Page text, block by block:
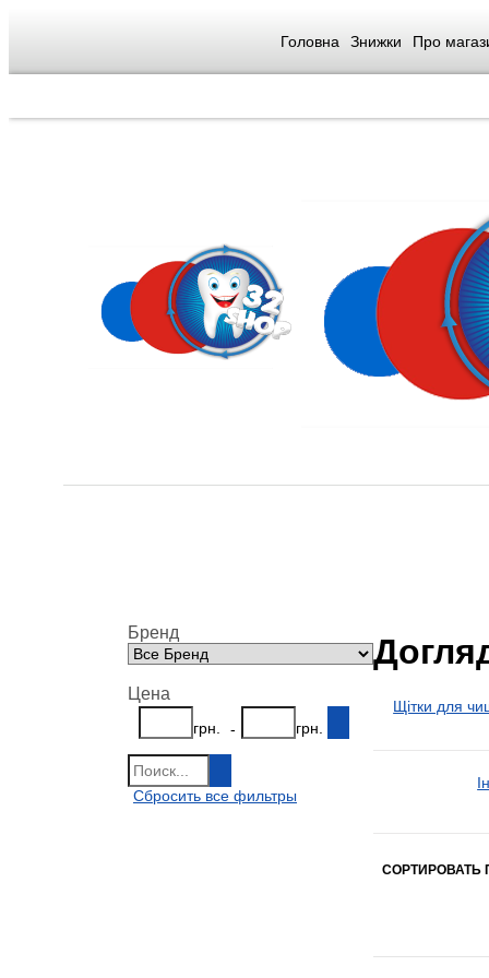
Головна Знижки Про
Бренд
Цена
грн. - грн.
Сбросить все фильтры
Щітки для
СОРТИРОВАТЬ